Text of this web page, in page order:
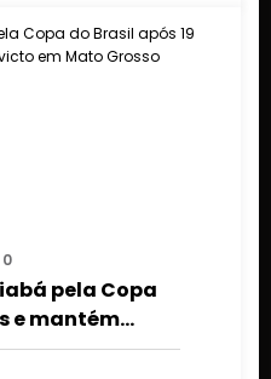
0
pela Copa
e mantém
Mato Grosso